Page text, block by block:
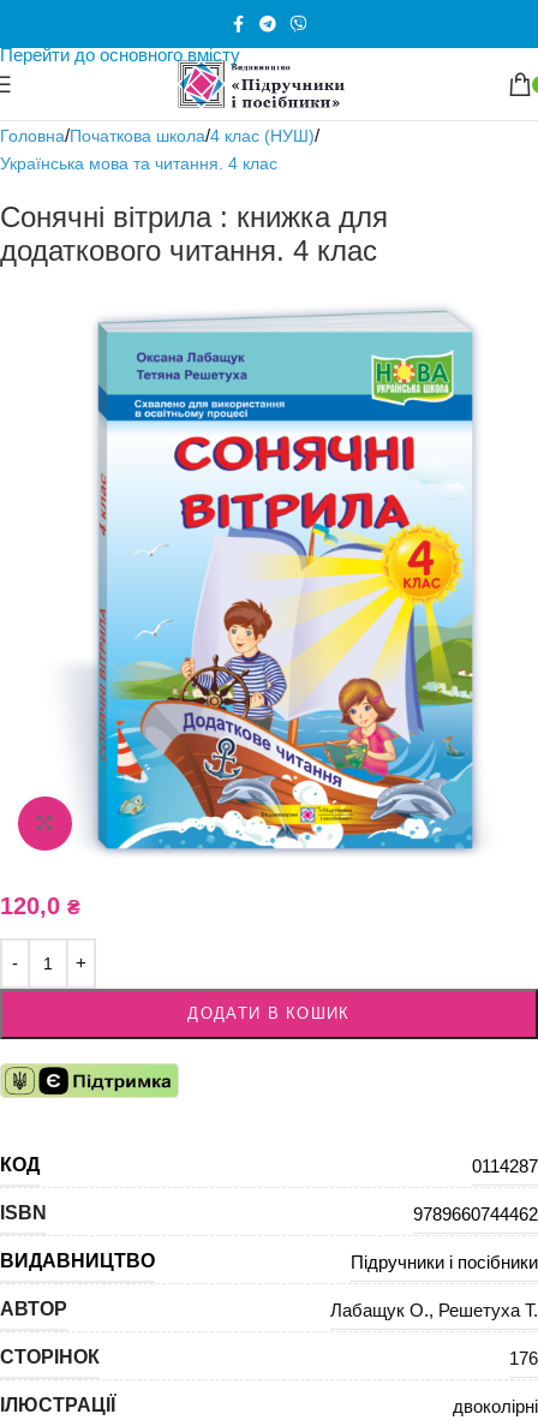
Перейти до основного вмісту
Головна/Початкова школа/4 клас (НУШ)/
Українська мова та читання. 4 клас
Сонячні вітрила : книжка для
додаткового читання. 4 клас
Збільшити зображення
120,0 ₴
ДОДАТИ В КОШИК
КОД 0114287
ISBN 9789660744462
ВИДАВНИЦТВО Підручники і посібники
АВТОР Лабащук О., Решетуха Т.
СТОРІНОК 176
ІЛЮСТРАЦІЇ двоколірні